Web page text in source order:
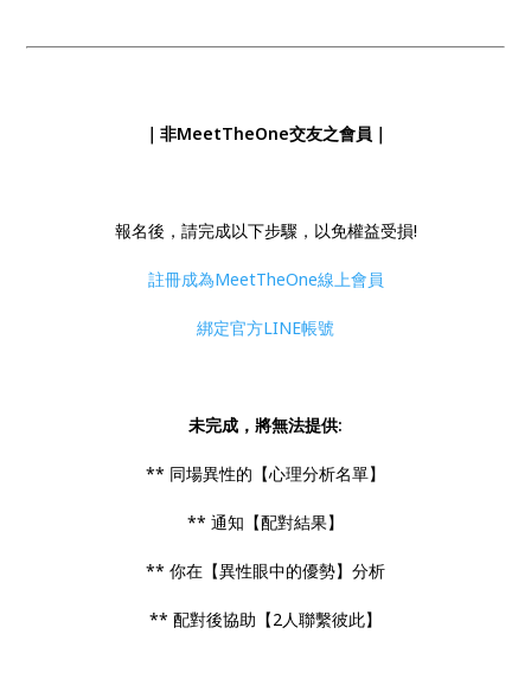
｜非MeetTheOne交友之會員｜
報名後，請完成以下步驟，以免權益受損!
註冊成為MeetTheOne線上會員
綁定官方LINE帳號
未完成，將無法提供:
** 同場異性的【心理分析名單】
** 通知【配對結果】
** 你在【異性眼中的優勢】分析
** 配對後協助【2人聯繫彼此】